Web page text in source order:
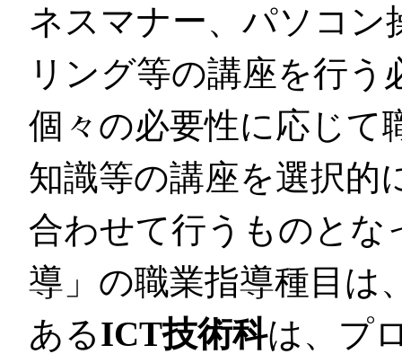
ネスマナー、パソコン
リング等の講座を行
個々の必要性に応じて
知識等の講座を選択的
合わせて行うものとな
導」の職業指導種目は
あるICT技術科は、プ